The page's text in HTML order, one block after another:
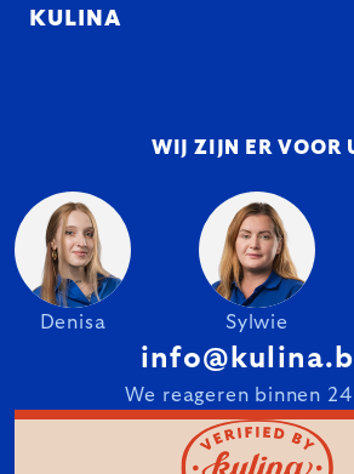
KULINA
WIJ ZIJN ER VOOR
Denisa Sylwie
We reageren binnen